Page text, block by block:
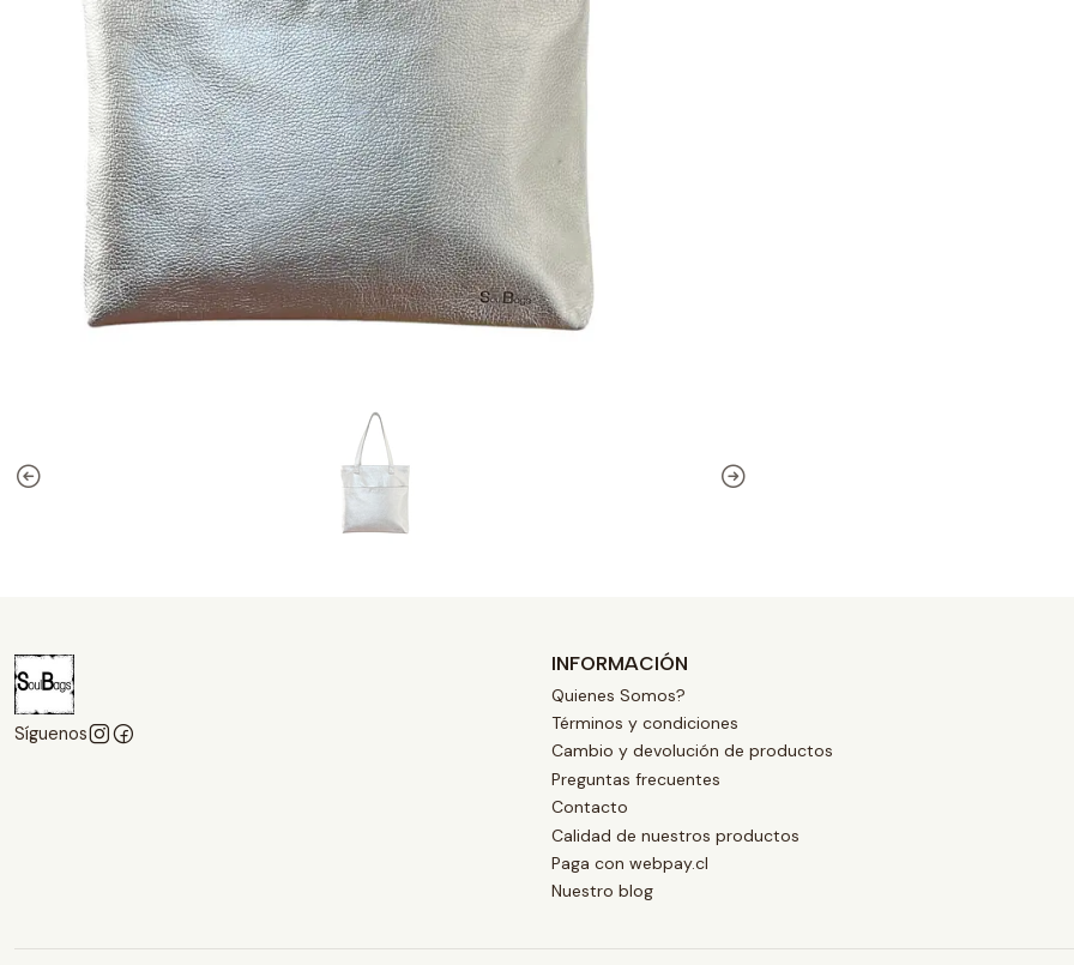
Síguenos
INFORMACIÓN
Quienes Somos?
Términos y condiciones
Cambio y devolución de productos
Preguntas frecuentes
Contacto
Calidad de nuestros productos
Paga con webpay.cl
Nuestro blog